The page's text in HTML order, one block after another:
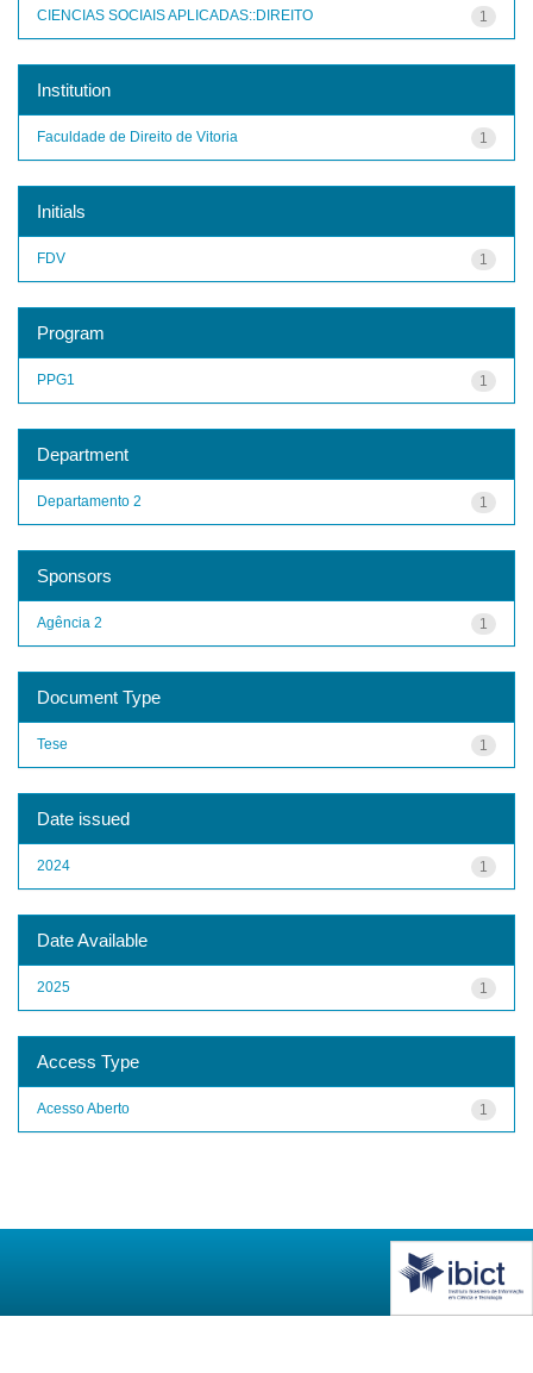
1
CIENCIAS SOCIAIS APLICADAS::DIREITO
Institution
1
Faculdade de Direito de Vitoria
Initials
1
FDV
Program
1
PPG1
Department
1
Departamento 2
Sponsors
1
Agência 2
Document Type
1
Tese
Date issued
1
2024
Date Available
1
2025
Access Type
1
Acesso Aberto